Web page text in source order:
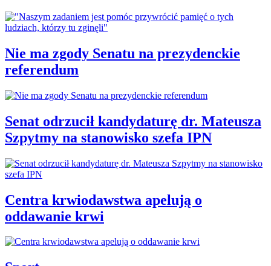
Nie ma zgody Senatu na prezydenckie
referendum
Senat odrzucił kandydaturę dr. Mateusza
Szpytmy na stanowisko szefa IPN
Centra krwiodawstwa apelują o
oddawanie krwi